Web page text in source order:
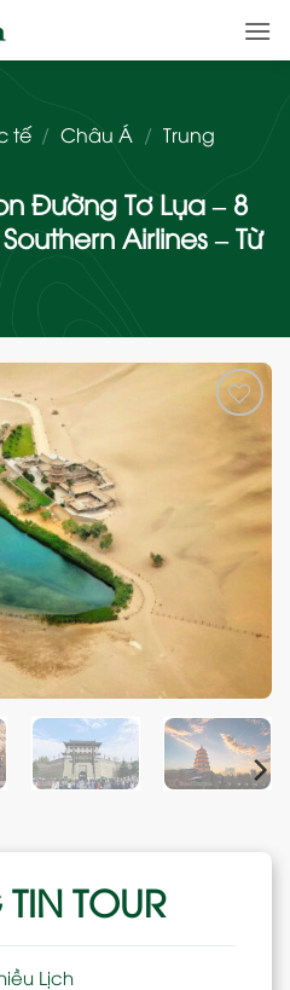
tế / Châu Á / Trung
Đường Tơ Lụa – 8
Airlines – Từ
to
wishlist
TOUR
Lịch